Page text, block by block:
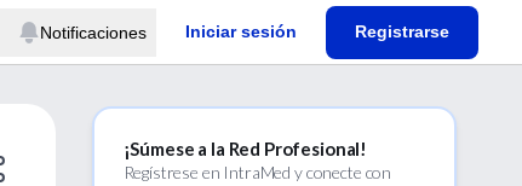
Notificaciones Iniciar sesión Registrarse
¡Súmese a la Red Profesional!
Regístrese en IntraMed y conecte con